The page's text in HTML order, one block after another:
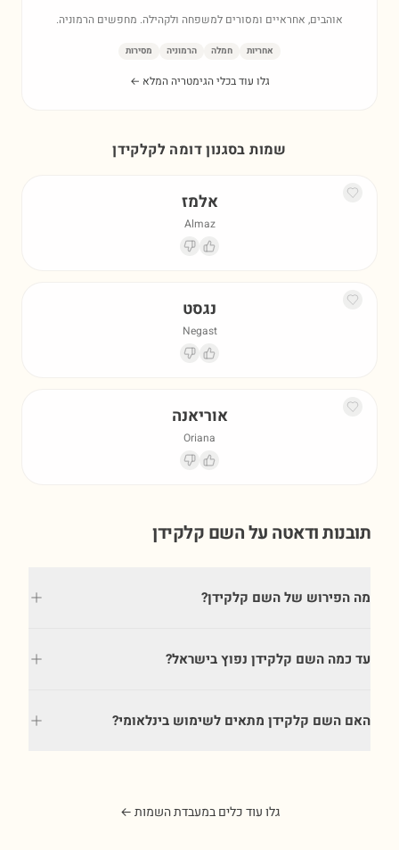
אוהבים, אחראיים ומסורים למשפחה ולקהילה. מחפשים הרמוניה.
אחריות חמלה הרמוניה מסירות
גלו עוד בכלי הגימטריה המלא ←
שמות בסגנון דומה לקלקידן
אלמז
Almaz
נגסט
Negast
אוריאנה
Oriana
תובנות ודאטה על השם קלקידן
מה הפירוש של השם קלקידן?
עד כמה השם קלקידן נפוץ בישראל?
האם השם קלקידן מתאים לשימוש בינלאומי?
גלו עוד כלים במעבדת השמות ←